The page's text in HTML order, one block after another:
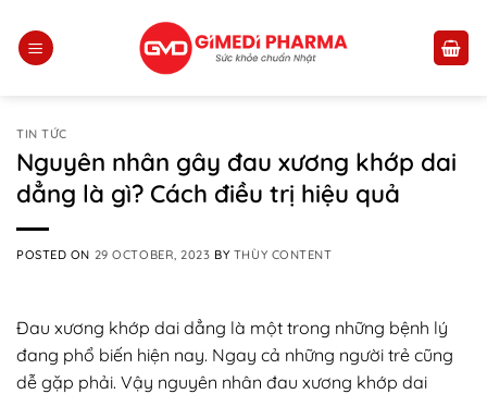
content
TIN TỨC
Nguyên nhân gây đau xương khớp dai
dẳng là gì? Cách điều trị hiệu quả
POSTED ON 29 OCTOBER, 2023 BY THÙY CONTENT
Đau xương khớp dai dẳng là một trong những bệnh lý
đang phổ biến hiện nay. Ngay cả những người trẻ cũng
dễ gặp phải. Vậy nguyên nhân đau xương khớp dai